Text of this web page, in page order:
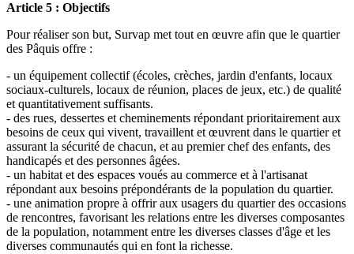
Article 5 : Objectifs
Pour réaliser son but, Survap met tout en œuvre afin que le quartier
des Pâquis offre :
- un équipement collectif (écoles, crèches, jardin d'enfants, locaux
sociaux-culturels, locaux de réunion, places de jeux, etc.) de qualité
et quantitativement suffisants.
- des rues, dessertes et cheminements répondant prioritairement aux
besoins de ceux qui vivent, travaillent et œuvrent dans le quartier et
assurant la sécurité de chacun, et au premier chef des enfants, des
handicapés et des personnes âgées.
- un habitat et des espaces voués au commerce et à l'artisanat
répondant aux besoins prépondérants de la population du quartier.
- une animation propre à offrir aux usagers du quartier des occasions
de rencontres, favorisant les relations entre les diverses composantes
de la population, notamment entre les diverses classes d'âge et les
diverses communautés qui en font la richesse.